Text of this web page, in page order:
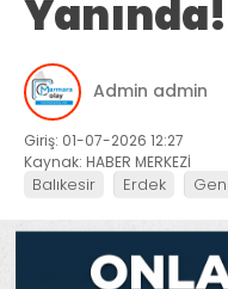
Yanında!
Admin admin
Giriş: 01-07-2026 12:27
Kaynak: HABER MERKEZİ
Balıkesir Erdek